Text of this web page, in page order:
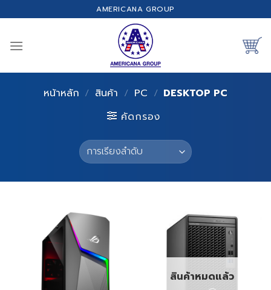
to
AMERICANA GROUP
หน้าหลัก / สินค้า / PC / DESKTOP PC
คัดกรอง
สินค้าหมดแล้ว